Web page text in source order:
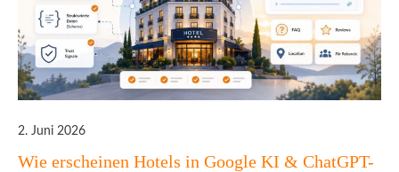
2. Juni 2026
Wie erscheinen Hotels in Google KI & ChatGPT-